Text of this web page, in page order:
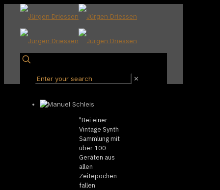
✕
"Bei einer
Vintage Synth
Sammlung mit
über 100
Geräten aus
allen
Zeitepochen
fallen